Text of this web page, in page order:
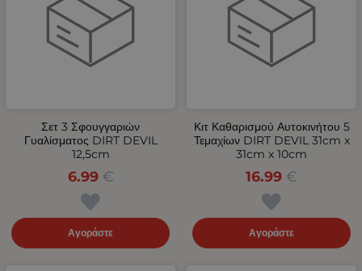
Σετ 3 Σφουγγαριών
Γυαλίσματος DIRT DEVIL
12,5cm
6.99 €
Αγοράστε
Κιτ Καθαρισμού Αυτοκινήτου 5
Τεμαχίων DIRT DEVIL 31cm x
31cm x 10cm
16.99 €
Αγοράστε